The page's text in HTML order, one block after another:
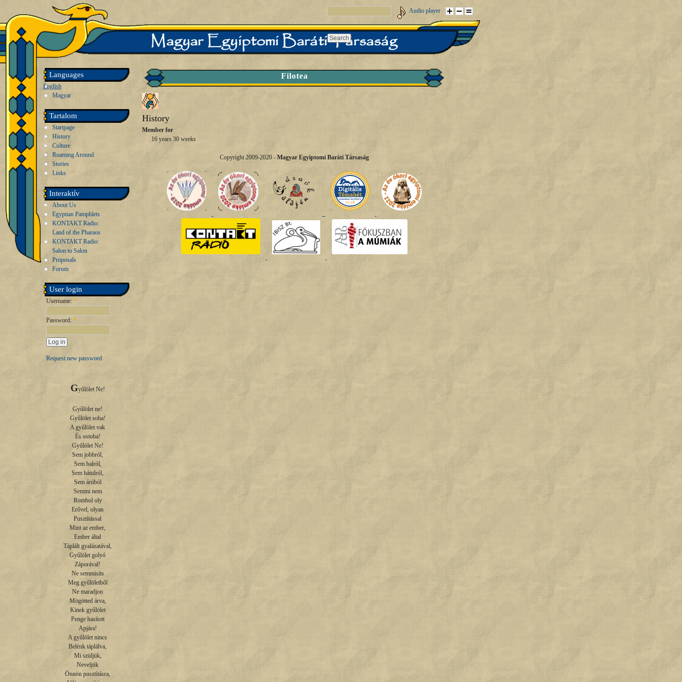
Audio player
Languages
English
Magyar
Tartalom
Startpage
History
Culture
Roaming Around
Stories
Links
Interaktív
About Us
Egyptian Pamphlets
KONTAKT Radio:
Land of the Pharaos
KONTAKT Radio:
Salon to Salon
Proposals
Forum
User login
Username: *
Password: *
Request new password
Gyűlölet Ne!
Gyűlölet ne!
Gyűlölet soha!
A gyűlölet vak
És ostoba!
Gyűlölet Ne!
Sem jobbról,
Sem balról,
Sem hátulról,
Sem árúból
Semmi nem
Rombol oly
Erővel, olyan
Pusztítással
Mint az ember,
Ember által
Táplált gyalázatával,
Gyűlölet golyó
Záporával!
Ne semmisíts
Meg gyűlöletből
Ne maradjon
Mögötted árva,
Kinek gyűlölet
Penge hasított
Apjára!
A gyűlölet nincs
Belénk táplálva,
Mi szüljük,
Neveljük
Önnön pusztításra,
Filotea
History
Member for
16 years 30 weeks
Copyright 2009-2020 - Magyar Egyiptomi Baráti Társaság